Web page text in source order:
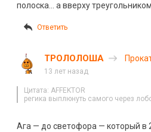
полоска… а вверху
Ответить
ТРОЛОЛОША
13 лет назад
Цитата: AFFEKTOR
регика выплюнуть самого через
Ага — до светофора — который в